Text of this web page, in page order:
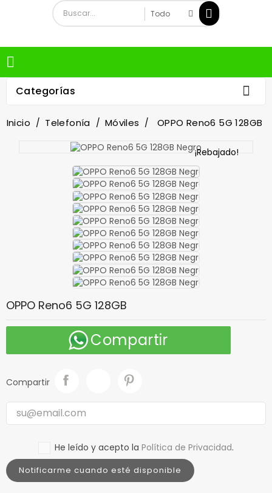

Categorías 
Inicio Telefonía Móviles OPPO Reno6 5G 128GB
¡Rebajado!
OPPO Reno6 5G 128GB
Compartir
Compartir
He leído y acepto la Política de Privacidad.
Notificarme cuando esté disponible